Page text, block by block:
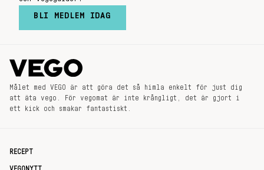
BLI MEDLEM IDAG
Målet med VEGO är att göra det så himla enkelt för just dig
att äta vego. För vegomat är inte krångligt, det är gjort i
ett kick och smakar fantastiskt.
RECEPT